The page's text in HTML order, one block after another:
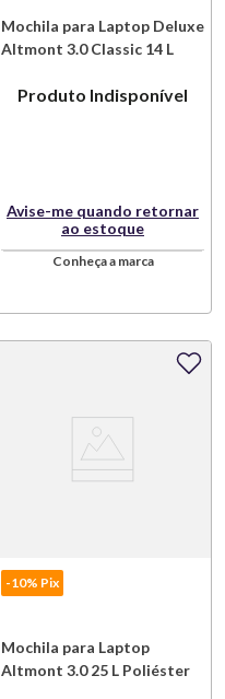
Mochila para Laptop Deluxe
Altmont 3.0 Classic 14 L
Victorinox
Produto Indisponível
Avise-me quando retornar
ao estoque
Conheça a marca
-10% Pix
Mochila para Laptop
Altmont 3.0 25 L Poliéster